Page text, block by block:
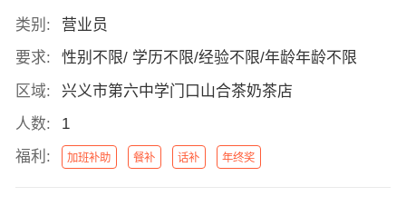
类别:
营业员
要求:
性别不限/ 学历不限/经验不限/年龄年龄不限
区域:
兴义市第六中学门口山合茶奶茶店
人数:
1
福利:
加班补助 餐补 话补 年终奖